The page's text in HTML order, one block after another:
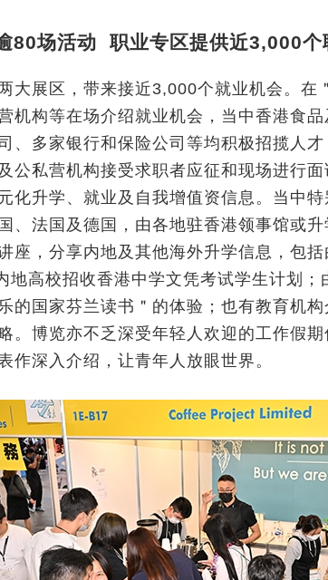
80场活动 职业专区提供近3,000个
大展区，带来接近3,000个就业机会。在
机构等在场介绍就业机会，当中香港食
、多家银行和保险公司等均积极招揽人
公私营机构接受求职者应征和现场进行
化升学、就业及自我增值资信息。当中
、法国及德国，由各地驻香港领事馆或
座，分享内地及其他海外升学信息，包
地高校招收香港中学文凭考试学生计划
的国家芬兰读书＂的体验；也有教育机
。博览亦不乏深受年轻人欢迎的工作假
作深入介绍，让青年人放眼世界。